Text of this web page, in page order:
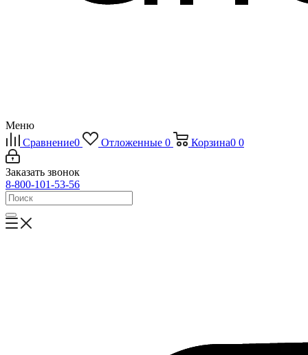
Меню
Сравнение0 Отложенные 0 Корзина0 0
Заказать звонок
8-800-101-53-56